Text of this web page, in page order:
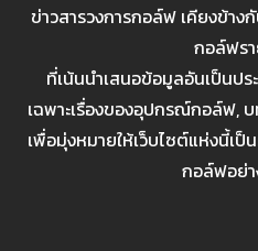
ข่าวสารวงการกอล์ฟ เคียงข้า
กอล์ฟร
ที่เน้นนำเสนอข้อมูลอันเป็นป
เฉพาะเรื่องของอุปกรณ์กอล์ฟ,
เพื่อมุ่งหมายให้เว็บไซต์แห่งนี้เ
กอล์ฟอย่า